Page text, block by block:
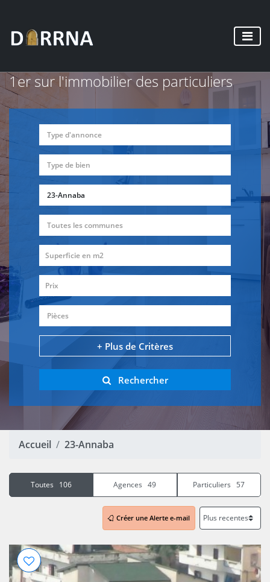
1er sur l'immobilier des particuliers
Type d'annonce
Type de bien
23-Annaba
Toutes les communes
Prix
Pièces
+ Plus de Critères
Rechercher
Accueil 23-Annaba
Toutes 106 Agences 49 Particuliers 57
Créer une Alerte e-mail